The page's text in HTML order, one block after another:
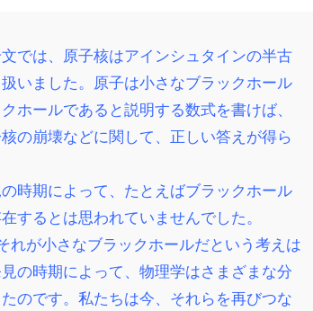
では、
原子核はアインシュタインの半古
いました。原子は小さなブラックホール
ホールであると説明する数式を書けば、
の崩壊などに関して、正しい答えが得ら
時期によって、たとえばブラックホール
するとは思われていませんでした。
れが小さなブラックホールだという考えは
の時期によって、物理学はさまざまな分
のです。私たちは今、それらを再びつな